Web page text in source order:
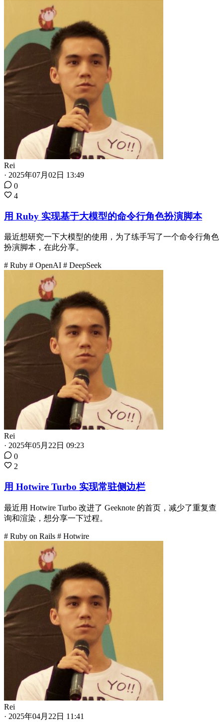
Rei
· 2025年07月02日 13:49
0
4
用 Ruby 实现基于大模型的命令行角色扮演脚本
最近想研究一下大模型的使用，为了练手写了一个命令行角色
扮演脚本，在此分享。
# Ruby # OpenAI # DeepSeek
Rei
· 2025年05月22日 09:23
0
2
用 Hotwire Turbo 实现常驻侧边栏
最近用 Hotwire Turbo 改进了 Geeknote 的首页，减少了重复查
询和渲染，想分享一下过程。
# Ruby on Rails # Hotwire
Rei
· 2025年04月22日 11:41